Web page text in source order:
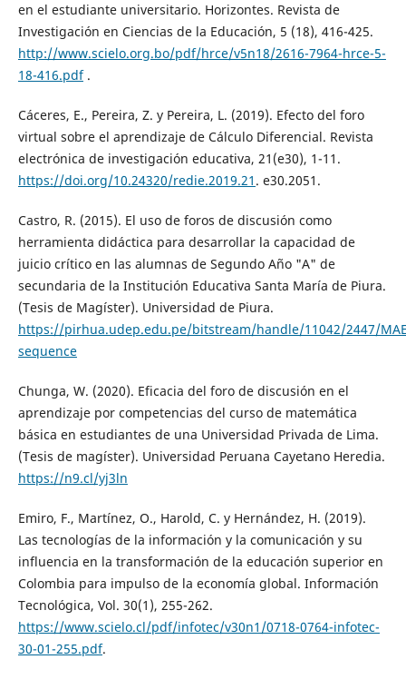
en el estudiante universitario. Horizontes. Revista de
Investigación en Ciencias de la Educación, 5 (18), 416-425.
http://www.scielo.org.bo/pdf/hrce/v5n18/2616-7964-hrce-5-
18-416.pdf.
Cáceres, E., Pereira, Z. y Pereira, L. (2019). Efecto del foro
virtual sobre el aprendizaje de Cálculo Diferencial. Revista
electrónica de investigación educativa, 21(e30), 1-11.
https://doi.org/10.24320/redie.2019.21 . e30.2051.
Castro, R. (2015). El uso de foros de discusión como
herramienta didáctica para desarrollar la capacidad de
juicio crítico en las alumnas de Segundo Año "A" de
secundaria de la Institución Educativa Santa María de Piura.
(Tesis de Magíster). Universidad de Piura.
https://pirhua.udep.edu.pe/bitstream/handle/11042/2447/
sequence
Chunga, W. (2020). Eficacia del foro de discusión en el
aprendizaje por competencias del curso de matemática
básica en estudiantes de una Universidad Privada de Lima.
(Tesis de magíster). Universidad Peruana Cayetano Heredia.
https://n9.cl/yj3ln
Emiro, F., Martínez, O., Harold, C. y Hernández, H. (2019).
Las tecnologías de la información y la comunicación y su
influencia en la transformación de la educación superior en
Colombia para impulso de la economía global. Información
Tecnológica, Vol. 30(1), 255-262.
https://www.scielo.cl/pdf/infotec/v30n1/0718-0764-infotec-
30-01-255.pdf.